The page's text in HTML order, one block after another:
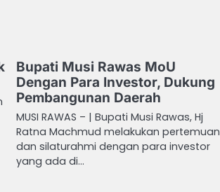
Bupati Musi Rawas MoU
Dengan Para Investor, Dukung
Pembangunan Daerah
MUSI RAWAS – | Bupati Musi Rawas, Hj
Ratna Machmud melakukan pertemuan
dan silaturahmi dengan para investor
yang ada di…